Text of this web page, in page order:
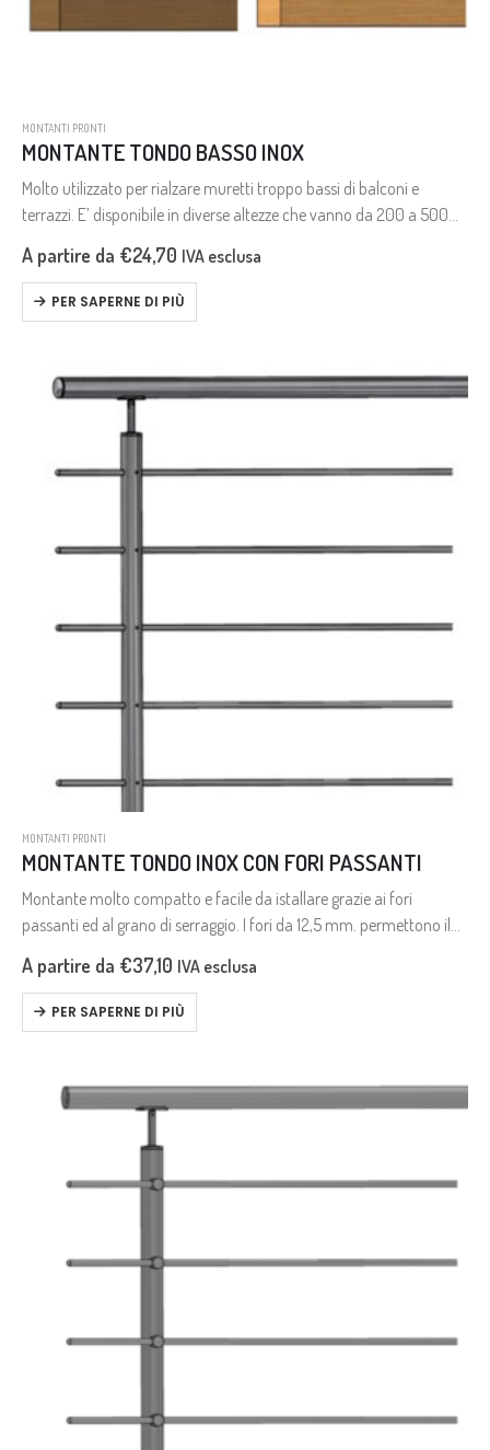
MONTANTI PRONTI
MONTANTE TONDO BASSO INOX
Molto utilizzato per rialzare muretti troppo bassi di balconi e
terrazzi. E’ disponibile in diverse altezze che vanno da 200 a 500
A partire da €24,70 IVA esclusa
PER SAPERNE DI PIÙ
MONTANTI PRONTI
MONTANTE TONDO INOX CON FORI PASSANTI
Montante molto compatto e facile da istallare grazie ai fori
passanti ed al grano di serraggio. I fori da 12,5 mm. permettono il
A partire da €37,10 IVA esclusa
PER SAPERNE DI PIÙ